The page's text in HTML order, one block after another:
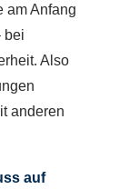
am Anfang
bei
Also
anderen
auf